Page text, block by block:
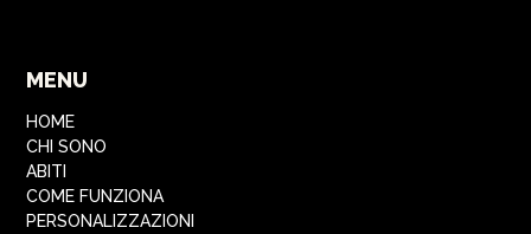
MENU
HOME
CHI SONO
ABITI
COME FUNZIONA
PERSONALIZZAZIONI